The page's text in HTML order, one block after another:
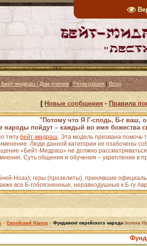
Бейт-мидраш / Дом учения|Регистрация |Вход
[ Новые сообщения · Правила
"Потому что Я Г-сподь, Б-г ваш,
народы пойдут – каждый во имя божества
типубейт-мидраш. Эта модель призвана помочь
Люди данной категории не озабочены
«Бейт-Мидраш» не должно рассматриваться
Суть общения и обучения – укрепление в
Ноах); геры (прозелиты), принявшие
все Б-гобоязненные, неравнодушные к Б-гу
» Еврейский Народ » Фундамент еврейского народа (колена